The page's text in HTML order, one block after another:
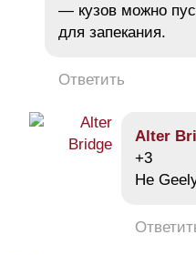
— кузов можно
для запекания.
Ответить
Alter
+3
Не